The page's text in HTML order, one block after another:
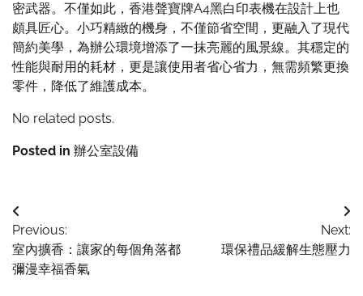
密武器。不僅如此，香港聲寶牌A4黑白印表機在設計上也
頗具匠心。小巧精緻的機身，不僅節省空間，更融入了現代
簡約美學，為辦公環境增添了一抹亮麗的風景線。其穩定的
性能與耐用的耗材，更是讓使用者省心省力，無需頻繁更換
零件，降低了維護成本。
No related posts.
Posted in 辦公室設備
Post
navigation
Previous:
室內擴香：讓家的每個角落都
彌漫幸福香氣
Next:
環保禮品緩解生態壓力